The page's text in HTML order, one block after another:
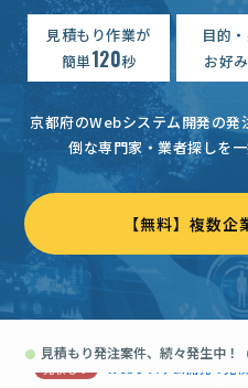
見積もり作業が
簡単120秒
目的
お好み
京都府のWebシステム開発の発
倒な専門家・業者探しを
【無料】複数
● 見積もり発注案件、続々発生中！
緊急【レストラン予約サイ
Webシステム開発の見積
Webシステム開発の見
Webシステム開発の見
Webシステム開発の見
【部分改修・機能追加
Webシステム開発の見
【ビジネスマッチング
Webシステム開発の見